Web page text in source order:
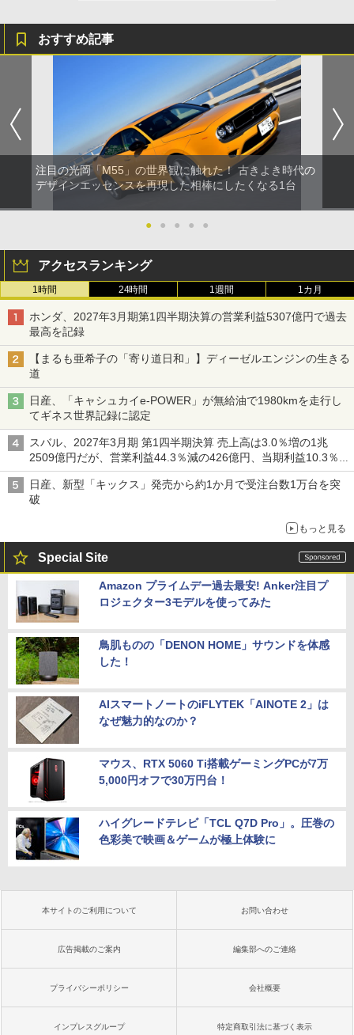
おすすめ記事
注目の光岡「M55」の世界観に触れた！ 古きよき時代の
デザインエッセンスを再現した相棒にしたくなる1台
● ● ● ● ●
アクセスランキング
1時間 24時間 1週間 1カ月
ホンダ、2027年3月期第1四半期決算の営業利益5307億円で過去
最高を記録
【まるも亜希子の「寄り道日和」】ディーゼルエンジンの生きる
道
日産、「キャシュカイe-POWER」が無給油で1980kmを走行し
てギネス世界記録に認定
スバル、2027年3月期 第1四半期決算 売上高は3.0％増の1兆
2509億円だが、営業利益44.3％減の426億円、当期利益10.3％減
の492億円で増収減益
日産、新型「キックス」発売から約1か月で受注台数1万台を突
破
もっと見る
Special Site
Amazon プライムデー過去最安! Anker注目プ
ロジェクター3モデルを使ってみた
鳥肌ものの「DENON HOME」サウンドを体感
した！
AIスマートノートのiFLYTEK「AINOTE 2」は
なぜ魅力的なのか？
マウス、RTX 5060 Ti搭載ゲーミングPCが7万
5,000円オフで30万円台！
ハイグレードテレビ「TCL Q7D Pro」。圧巻の
色彩美で映画＆ゲームが極上体験に
本サイトのご利用について お問い合わせ
広告掲載のご案内 編集部へのご連絡
プライバシーポリシー 会社概要
インプレスグループ 特定商取引法に基づく表示